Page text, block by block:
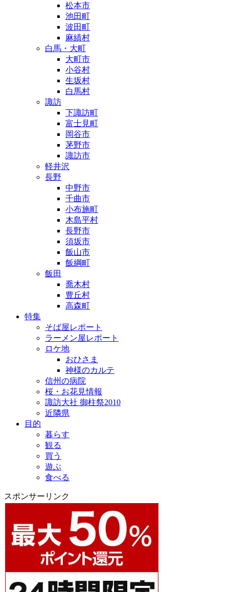
松本市
池田町
波田町
麻績村
白馬・大町
大町市
小谷村
生坂村
白馬村
諏訪
下諏訪町
富士見町
岡谷市
茅野市
諏訪市
軽井沢
長野
中野市
千曲市
小布施町
木島平村
長野市
須坂市
飯山市
飯綱町
飯田
喬木村
豊丘村
高森町
特集
そば屋レポート
ラーメン屋レポート
ロケ地
おひさま
神様のカルテ
信州の病院
桜・お花見情報
諏訪大社 御柱祭2010
近隣県
目的
暮らす
観る
買う
遊ぶ
食べる
スポンサーリンク